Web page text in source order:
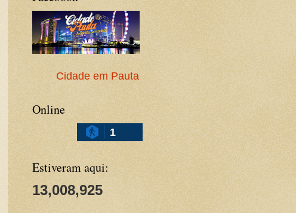
Cidade em Pauta
Online
1
Estiveram aqui:
13,008,925